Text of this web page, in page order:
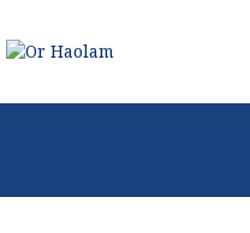
OR
CÉLÉBRER